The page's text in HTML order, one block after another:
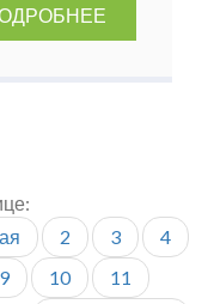
2 3
4
9 10
11